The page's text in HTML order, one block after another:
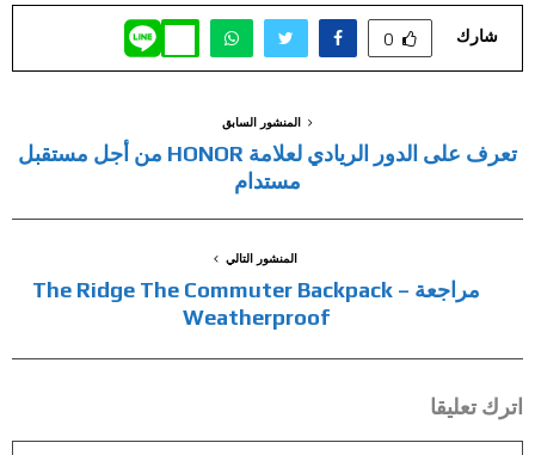
شارك 0
المنشور السابق
تعرف على الدور الريادي لعلامة HONOR من أجل مستقبل
مستدام
المنشور التالي
مراجعة The Ridge The Commuter Backpack –
Weatherproof
اترك تعليقا